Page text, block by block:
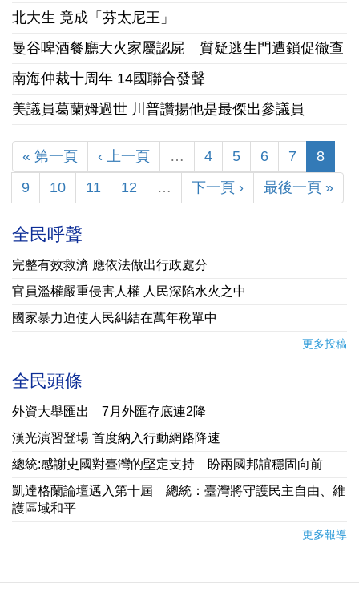
北大生 竟成「芬太尼王」
曼谷啤酒餐廳大火家屬認屍 質疑逃生門遭鎖促徹查
南海仲裁十周年 14國聯合發聲
美議員葛蘭姆過世 川普讚揚他是最傑出參議員
« 第一頁 ‹ 上一頁 … 4 5 6 7
8
9
10 11 12 … 下一頁 › 最後一頁 »
全民呼聲
完整有效救濟 應依法做出行政處分
官員濫權嚴重侵害人權 人民深陷水火之中
國家暴力迫使人民糾結在萬年稅單中
更多投稿
全民頭條
外資大舉匯出 7月外匯存底連2降
漢光演習登場 首度納入行動網路降速
總統:感謝史國對臺灣的堅定支持 盼兩國邦誼穩固向前
凱達格蘭論壇邁入第十屆 總統：臺灣將守護民主自由、維
護區域和平
更多報導